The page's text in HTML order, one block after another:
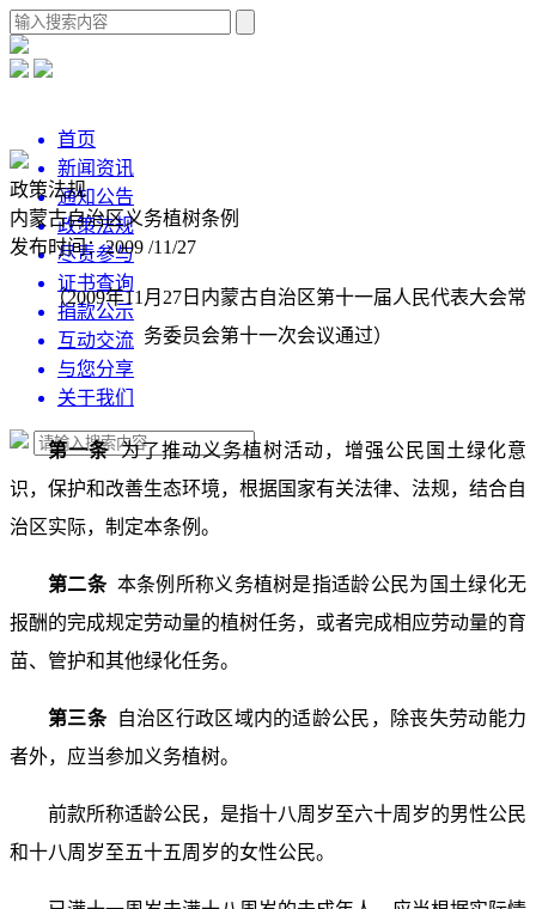
首页
新闻资讯
通知公告
政策法规
尽责参与
证书查询
捐款公示
互动交流
与您分享
关于我们
政策法规
内蒙古自治区义务植树条例
发布时间：2009 /11/27
（2009年11月27日内蒙古自治区第十一届人民代表大会常
务委员会第十一次会议通过）
第一条为了推动义务植树活动，增强公民国土绿化意
识，保护和改善生态环境，根据国家有关法律、法规，结合自
治区实际，制定本条例。
第二条 本条例所称义务植树是指适龄公民为国土绿化无
报酬的完成规定劳动量的植树任务，或者完成相应劳动量的育
苗、管护和其他绿化任务。
第三条 自治区行政区域内的适龄公民，除丧失劳动能力
者外，应当参加义务植树。
前款所称适龄公民，是指十八周岁至六十周岁的男性公民
和十八周岁至五十五周岁的女性公民。